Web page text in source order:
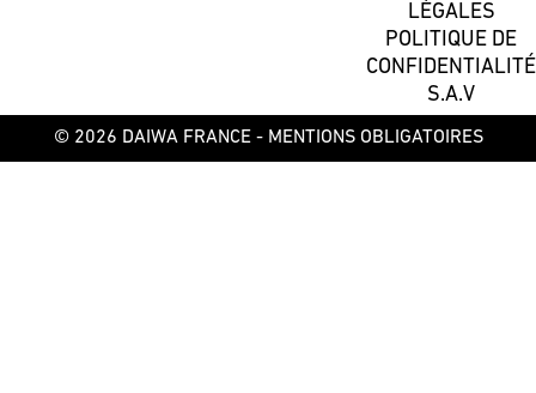
LÉGALES
POLITIQUE DE
CONFIDENTIALITÉ
S.A.V
© 2026 DAIWA FRANCE - MENTIONS OBLIGATOIRES